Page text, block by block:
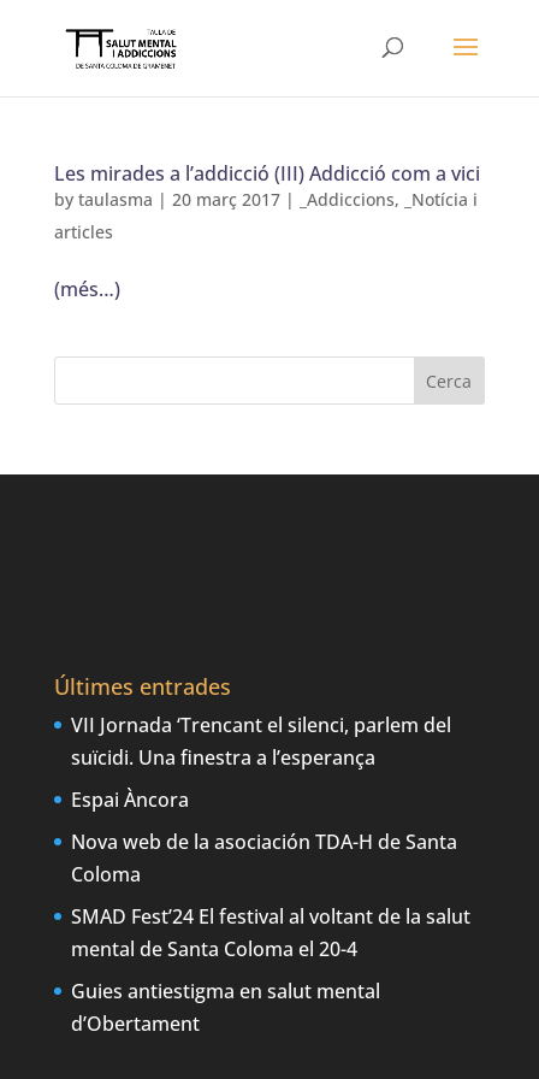
Les mirades a l’addicció (III) Addicció com a vici
by taulasma | 20 març 2017| _Addiccions,
_Notícia i
articles
(més…)
Últimes entrades
VII Jornada ‘Trencant el silenci, parlem del
suïcidi. Una finestra a l’esperança
Espai Àncora
Nova web de la asociación TDA-H de Santa
Coloma
SMAD Fest’24 El festival al voltant de la salut
mental de Santa Coloma el 20-4
Guies antiestigma en salut mental
d’Obertament